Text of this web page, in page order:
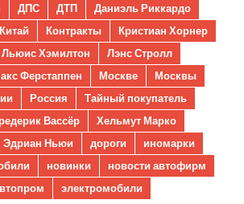
ДПС ДТП
Даниэль Риккардо
Китай Контракты
Кристиан Хорнер
Льюис Хэмилтон
Лэнс Стролл
Ферстаппен Москве
Москвы
Россия
Тайный покупатель
Вассёр
Хельмут Марко
Эдриан Ньюи дороги
иномарки
новинки
новости автофирм
электромобили